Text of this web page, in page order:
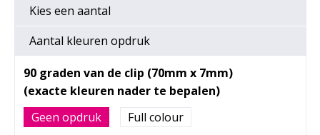
Kies een aantal
Aantal kleuren opdruk
90 graden van de clip (70mm x 7mm)
Geen opdruk Full colour